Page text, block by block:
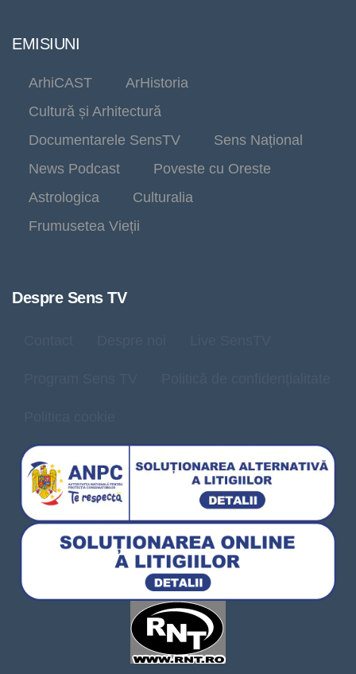
EMISIUNI
ArhiCAST
ArHistoria
Cultură și Arhitectură
Documentarele SensTV
Sens Național
News Podcast
Poveste cu Oreste
Astrologica
Culturalia
Frumusetea Vieții
Despre Sens TV